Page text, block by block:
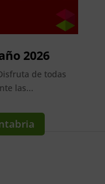
2026
de todas
las...